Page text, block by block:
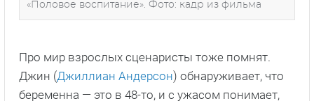
«Половое воспитание». Фото: кадр из фильма
Про мир взрослых сценаристы тоже помнят.
Джин (Джиллиан Андерсон) обнаруживает, что
беременна — это в 48-то, и с ужасом понимает,